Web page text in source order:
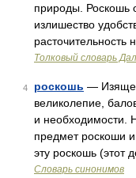
природы. Роскошь
излишество
расточительность
Толковый словарь
4 роскошь —
великолепие,
и необходимости.
предмет роскоши
эту роскошь (этот
Словарь синонимов